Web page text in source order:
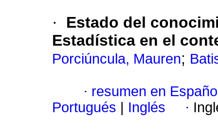
·
Estado del
Estadística en el
Porciúncula, Mauren;
· resumen en
Portugués
Inglés ·